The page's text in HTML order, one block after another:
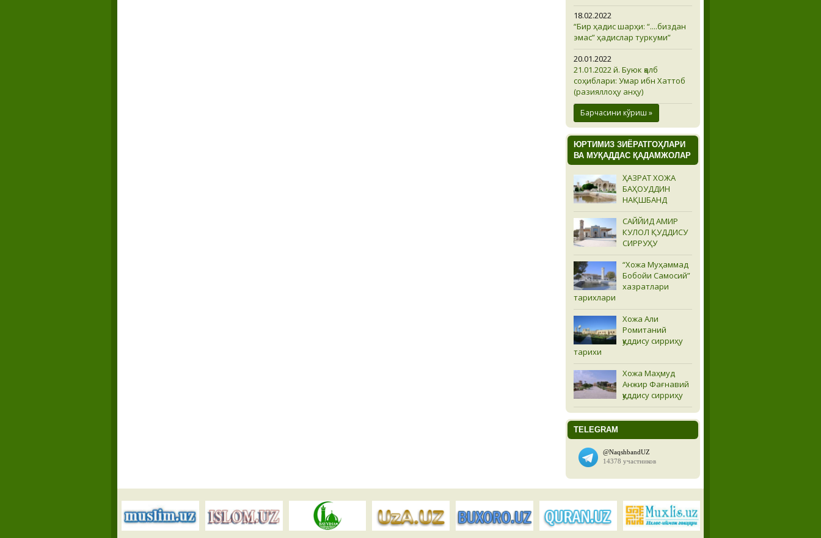
18.02.2022
“Бир ҳадис шарҳи: “....биздан
эмас” ҳадислар туркуми”
20.01.2022
21.01.2022 й. Буюк қалб
соҳиблари: Умар ибн Хаттоб
(разияллоҳу анҳу)
Барчасини кўриш »
ЮРТИМИЗ ЗИЁРАТГОҲЛАРИ
ВА МУҚАДДАС ҚАДАМЖОЛАР
ҲАЗРАТ ХОЖА
БАҲОУДДИН
НАҚШБАНД
САЙЙИД АМИР
КУЛОЛ ҚУДДИСУ
СИРРУҲУ
“Хожа Муҳаммад
Бобойи Самосий”
хазратлари
тарихлари
Хожа Али
Ромитаний
қуддису сирриҳу
тарихи
Хожа Маҳмуд
Анжир Фағнавий
қуддису сирриҳу
TELEGRAM